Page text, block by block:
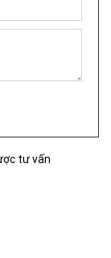
tư vấn